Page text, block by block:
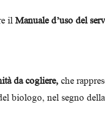
il Manuale d’uso del
da cogliere, che
biologo, nel segno